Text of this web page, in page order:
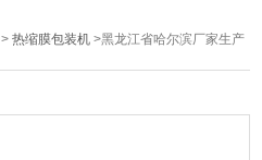
>热缩膜包装机 >黑龙江省哈尔滨厂家生产